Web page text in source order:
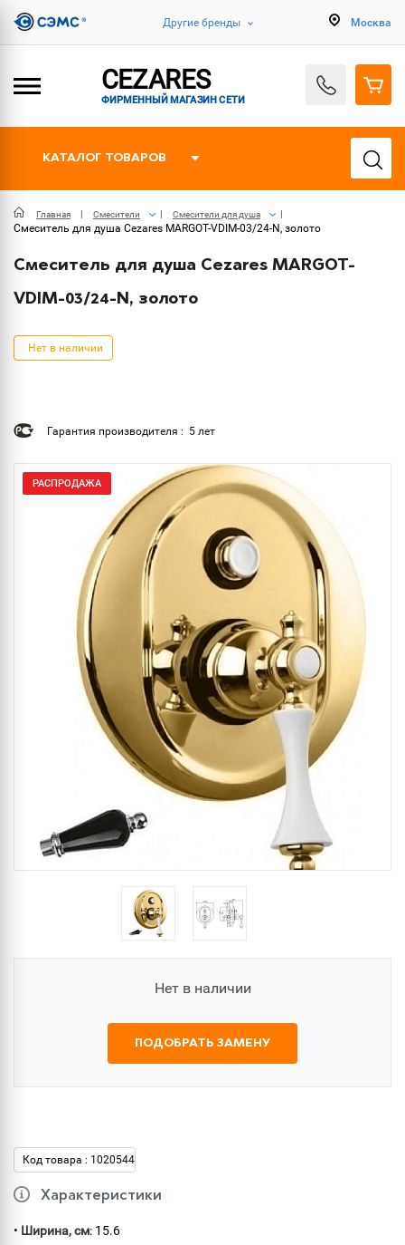
Другие бренды Москва
CEZARES
ФИРМЕННЫЙ МАГАЗИН СЕТИ
КАТАЛОГ ТОВАРОВ
Главная Смесители Смесители для душа
Смеситель для душа Cezares MARGOT-VDIM-03/24-N, золото
Смеситель для душа Cezares MARGOT-
VDIM-03/24-N, золото
Нет в наличии
Гарантия производителя : 5 лет
РАСПРОДАЖА
Нет в наличии
ПОДОБРАТЬ ЗАМЕНУ
Код товара : 1020544
Характеристики
• Ширина, см: 15.6